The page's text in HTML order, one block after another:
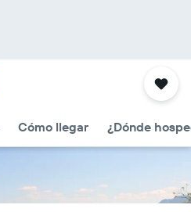
Cómo llegar ¿Dónde